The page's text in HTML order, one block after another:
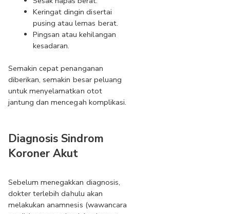
Keringat dingin disertai
pusing atau lemas berat.
Pingsan atau kehilangan
kesadaran.
Semakin cepat penanganan
diberikan, semakin besar peluang
untuk menyelamatkan otot
jantung dan mencegah komplikasi.
Diagnosis Sindrom
Koroner Akut
Sebelum menegakkan diagnosis,
dokter terlebih dahulu akan
melakukan anamnesis (wawancara